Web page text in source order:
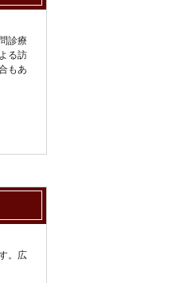
診療
る訪
もあ
。広